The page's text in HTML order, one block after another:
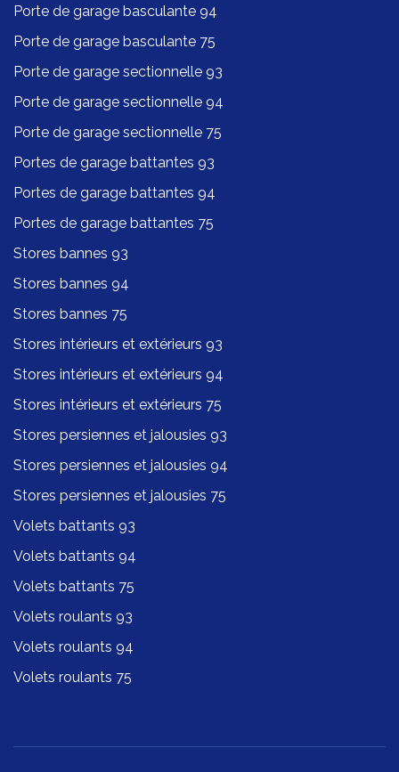
Porte de garage basculante 94
Porte de garage basculante 75
Porte de garage sectionnelle 93
Porte de garage sectionnelle 94
Porte de garage sectionnelle 75
Portes de garage battantes 93
Portes de garage battantes 94
Portes de garage battantes 75
Stores bannes 93
Stores bannes 94
Stores bannes 75
Stores intérieurs et extérieurs 93
Stores intérieurs et extérieurs 94
Stores intérieurs et extérieurs 75
Stores persiennes et jalousies 93
Stores persiennes et jalousies 94
Stores persiennes et jalousies 75
Volets battants 93
Volets battants 94
Volets battants 75
Volets roulants 93
Volets roulants 94
Volets roulants 75